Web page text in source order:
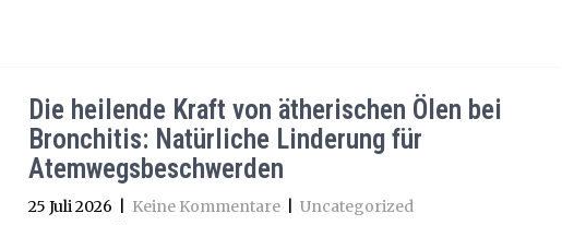
Die heilende Kraft von ätherischen Ölen bei
Bronchitis: Natürliche Linderung für
Atemwegsbeschwerden
25 Juli 2026 Keine Kommentare
Uncategorized